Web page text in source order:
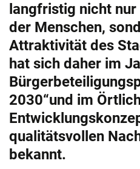
langfristig nicht
der Menschen,
Attraktivität des
hat sich daher im
2030“und im
qualitätsvollen
bekannt.